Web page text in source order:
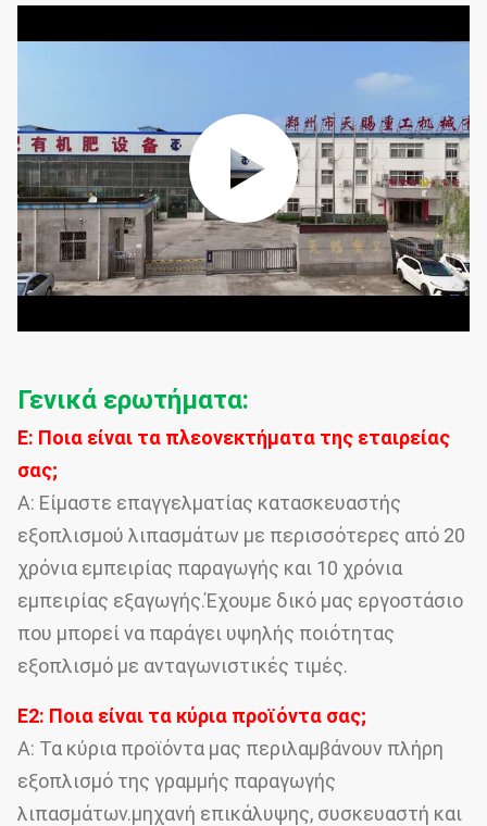
Γενικά ερωτήματα:
Ε: Ποια είναι τα πλεονεκτήματα της εταιρείας
σας;
Α: Είμαστε επαγγελματίας κατασκευαστής
εξοπλισμού λιπασμάτων με περισσότερες από 20
χρόνια εμπειρίας παραγωγής και 10 χρόνια
εμπειρίας εξαγωγής.Έχουμε δικό μας εργοστάσιο
που μπορεί να παράγει υψηλής ποιότητας
εξοπλισμό με ανταγωνιστικές τιμές.
Ε2: Ποια είναι τα κύρια προϊόντα σας;
Α: Τα κύρια προϊόντα μας περιλαμβάνουν πλήρη
εξοπλισμό της γραμμής παραγωγής
λιπασμάτων.μηχανή επικάλυψης, συσκευαστή και